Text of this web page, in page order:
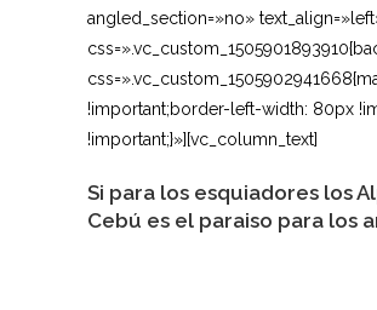
angled_section=»no»
!important;border-left-width: 80px
!important;}»][vc_column_text]
Si para los esquiadores los
Cebú es el paraiso para los